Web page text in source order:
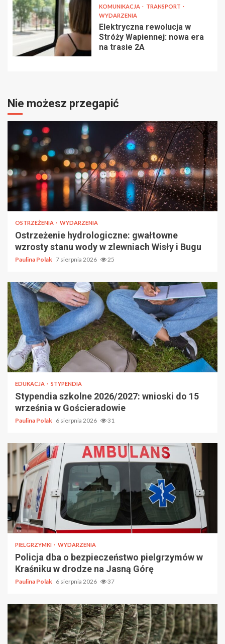
KOMUNIKACJA
TRANSPORT
WYDARZENIA
Elektryczna rewolucja w
Stróży Wapiennej: nowa era
na trasie 2A
Nie możesz przegapić
OSTRZEŻENIA WYDARZENIA
Ostrzeżenie hydrologiczne: gwałtowne
wzrosty stanu wody w zlewniach Wisły i Bugu
Paulina Polak 7 sierpnia 2026 25
EDUKACJA STYPENDIA
Stypendia szkolne 2026/2027: wnioski do 15
września w Gościeradowie
Paulina Polak 6 sierpnia 2026 31
PIELGRZYMKI WYDARZENIA
Policja dba o bezpieczeństwo pielgrzymów w
Kraśniku w drodze na Jasną Górę
Paulina Polak 6 sierpnia 2026 37